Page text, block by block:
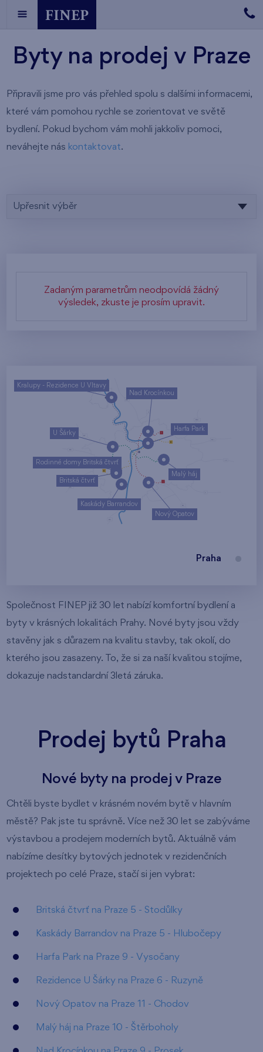
Byty na prodej v Praze
Připravili jsme pro vás přehled spolu s dalšími informacemi,
které vám pomohou rychle se zorientovat ve světě
bydlení. Pokud bychom vám mohli jakkoliv pomoci,
neváhejte nás kontaktovat.
Upřesnit výběr
Zadaným parametrům neodpovídá žádný
výsledek, zkuste je prosím upravit.
Nový Opatov
Malý háj
U Šárky
Kaskády Barrandov
Harfa Park
Nad Krocínkou
Rodinné domy Britská čtvrť
Britská čtvrť
Kralupy - Rezidence U Vltavy
Praha
Společnost FINEP již 30 let nabízí komfortní bydlení a
byty v krásných lokalitách Prahy. Nové byty jsou vždy
stavěny jak s důrazem na kvalitu stavby, tak okolí, do
kterého jsou zasazeny. To, že si za naší kvalitou stojíme,
dokazuje nadstandardní 3letá záruka.
Prodej bytů Praha
Nové byty na prodej v Praze
Chtěli byste bydlet v krásném novém bytě v hlavním
městě? Pak jste tu správně. Více než 30 let se zabýváme
výstavbou a prodejem moderních bytů. Aktuálně vám
nabízíme desítky bytových jednotek v rezidenčních
projektech po celé Praze, stačí si jen vybrat:
Britská čtvrť na Praze 5 - Stodůlky
Kaskády Barrandov na Praze 5 - Hlubočepy
Harfa Park na Praze 9 - Vysočany
Rezidence U Šárky na Praze 6 - Ruzyně
Nový Opatov na Praze 11 - Chodov
Malý háj na Praze 10 - Štěrboholy